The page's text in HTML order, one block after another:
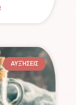
ΑΥΞΉΣΕΙΣ